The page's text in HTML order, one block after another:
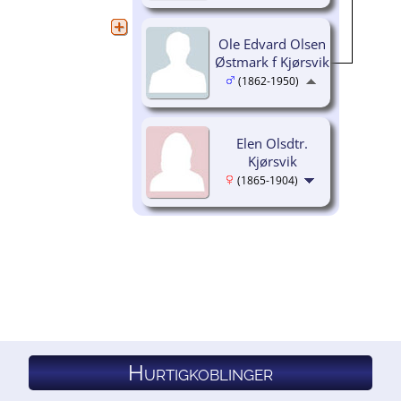
Elen Olsdtr.
Kjørsvik
(1865-1904)
Ole Edvard Olsen
Østmark f Kjørsvik
(1862-1950)
Hurtigkoblinger